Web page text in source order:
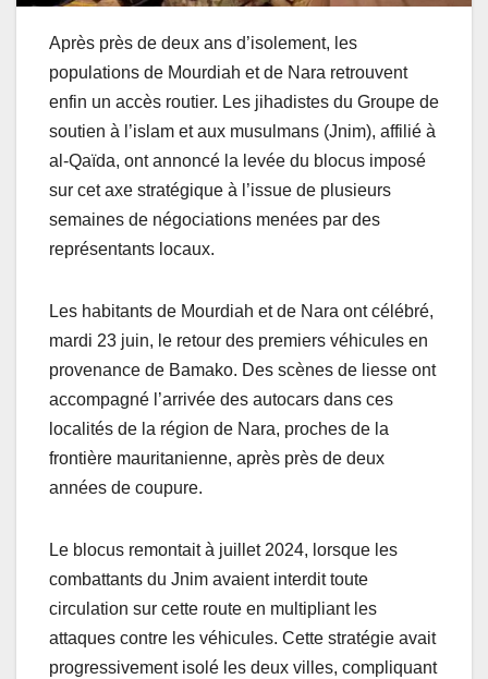
Après près de deux ans d’isolement, les
populations de Mourdiah et de Nara retrouvent
enfin un accès routier. Les jihadistes du Groupe de
soutien à l’islam et aux musulmans (Jnim), affilié à
al-Qaïda, ont annoncé la levée du blocus imposé
sur cet axe stratégique à l’issue de plusieurs
semaines de négociations menées par des
représentants locaux.
Les habitants de Mourdiah et de Nara ont célébré,
mardi 23 juin, le retour des premiers véhicules en
provenance de Bamako. Des scènes de liesse ont
accompagné l’arrivée des autocars dans ces
localités de la région de Nara, proches de la
frontière mauritanienne, après près de deux
années de coupure.
Le blocus remontait à juillet 2024, lorsque les
combattants du Jnim avaient interdit toute
circulation sur cette route en multipliant les
attaques contre les véhicules. Cette stratégie avait
progressivement isolé les deux villes, compliquant